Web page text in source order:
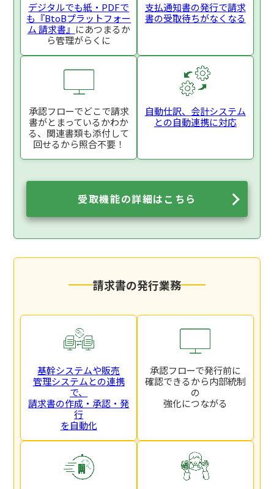
デジタルでも紙・PDFで
も 『BtoBプラットフォー
ム 請求書』 にあつまるか
ら管理がらくに
支払通知書の発行で請求
書の受取待ちがなくなる
承認フローでどこで請求
書がとまっているかわか
る、関連書類も添付して
回せるから照合不要！
自動仕訳、 会計システム
との自動連携に対応
受取機能の詳細はこちら
請求書の発行業務
基幹システムや販売
管理システムとの連携
で、
請求書の作成・承認・発
行
を自動化
承認フローで発行前に
確認できるから内部統制
の
強化につながる